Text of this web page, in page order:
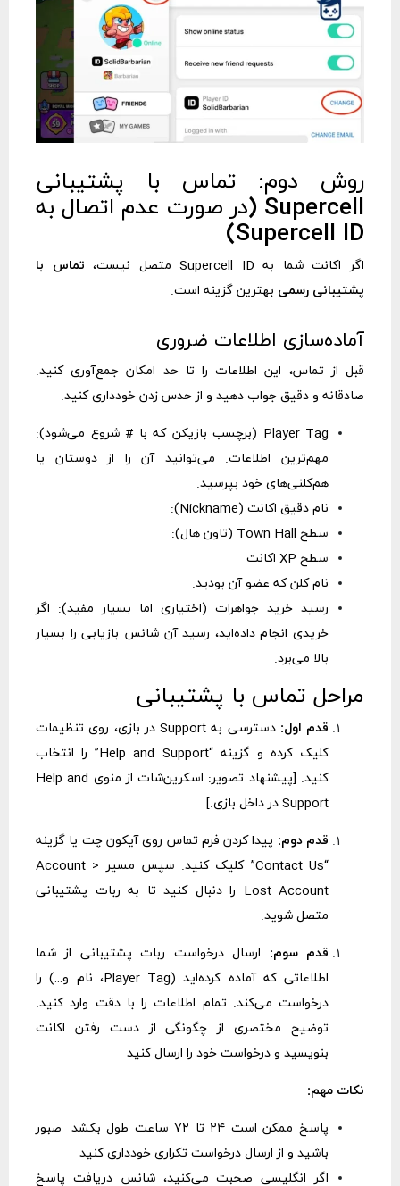
روش دوم: تماس با پشتیبانی
Supercell (در صورت عدم اتصال به
Supercell ID)
اگر اکانت شما به Supercell ID متصل نیست،
تماس با
پشتیبانی رسمی بهترین گزینه است.
آماده‌سازی اطلاعات ضروری
قبل از تماس، این اطلاعات را تا حد امکان جمع‌آوری کنید.
صادقانه و دقیق جواب دهید و از حدس زدن خودداری کنید.
Player Tag (برچسب بازیکن که با # شروع می‌شود):
مهم‌ترین اطلاعات. می‌توانید آن را از دوستان یا
هم‌کلنی‌های خود بپرسید.
نام دقیق اکانت (Nickname):
سطح Town Hall (تاون هال):
سطح XP اکانت
نام کلن که عضو آن بودید.
رسید خرید جواهرات (اختیاری اما بسیار مفید): اگر
خریدی انجام داده‌اید، رسید آن شانس بازیابی را بسیار
بالا می‌برد.
مراحل تماس با پشتیبانی
قدم اول:
دسترسی به Support در بازی، روی تنظیمات
کلیک کرده و گزینه “Help and Support” را انتخاب
کنید. [پیشنهاد تصویر: اسکرین‌شات از منوی Help and
Support در داخل بازی.]
قدم دوم: پیدا کردن فرم تماس روی آیکون چت یا گزینه
“Contact Us” کلیک کنید. سپس مسیر Account >
Lost Account را دنبال کنید تا به ربات پشتیبانی
متصل شوید.
قدم سوم: ارسال درخواست ربات پشتیبانی از شما
اطلاعاتی که آماده کرده‌اید (Player Tag، نام و…) را
درخواست می‌کند. تمام اطلاعات را با دقت وارد کنید.
توضیح مختصری از چگونگی از دست رفتن اکانت
بنویسید و درخواست خود را ارسال کنید.
نکات مهم:
پاسخ ممکن است ۲۴ تا ۷۲ ساعت طول بکشد. صبور
باشید و از ارسال درخواست تکراری خودداری کنید.
اگر انگلیسی صحبت می‌کنید، شانس دریافت پاسخ